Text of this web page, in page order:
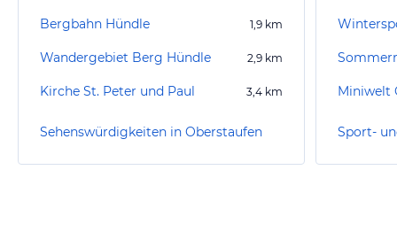
Bergbahn Hündle 1,9 km
Wandergebiet Berg Hündle 2,9 km
Kirche St. Peter und Paul 3,4 km
Sehenswürdigkeiten in Oberstaufen
Miniwelt